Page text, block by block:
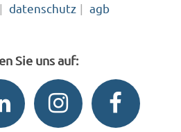
datenschutz agb
Sie uns auf: